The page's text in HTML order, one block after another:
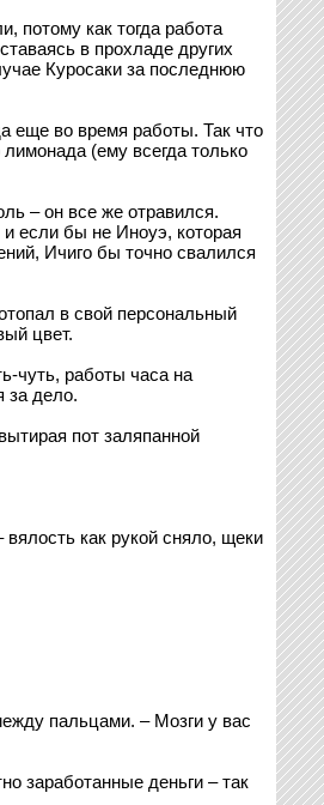
потому как тогда работа
в прохладе других
Куросаки за последнюю
еще во время работы. Так что
(ему всегда только
– он все же отравился.
если бы не Иноуэ, которая
Ичиго бы точно свалился
в свой персональный
цвет.
чуть, работы часа на
за дело.
пот заляпанной
как рукой сняло, щеки
пальцами. – Мозги у вас
заработанные деньги – так